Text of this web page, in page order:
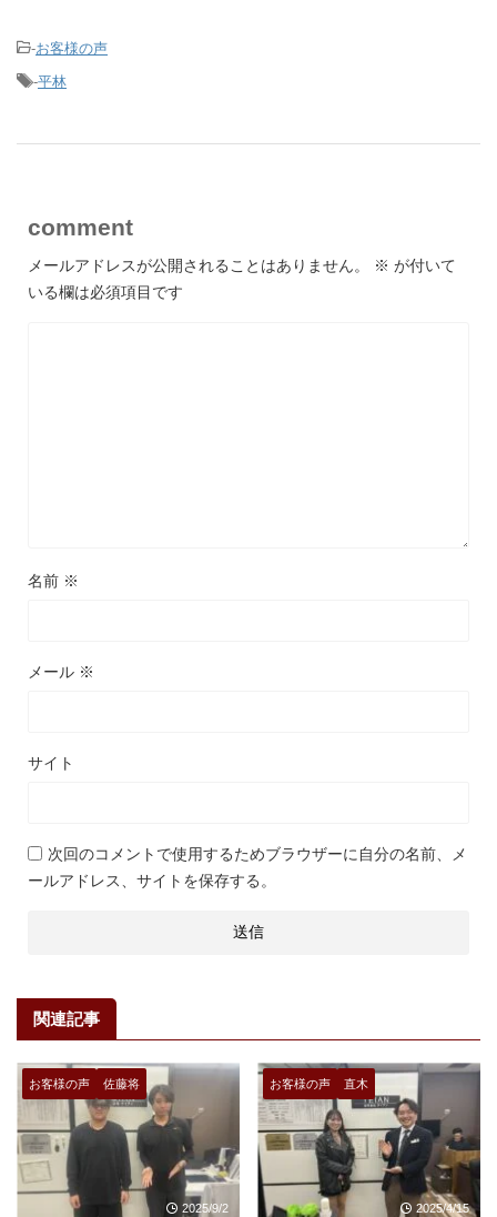
-お客様の声
-平林
comment
メールアドレスが公開されることはありません。 ※ が付いて
いる欄は必須項目です
名前 ※
メール ※
サイト
次回のコメントで使用するためブラウザーに自分の名前、メ
ールアドレス、サイトを保存する。
関連記事
お客様の声 佐藤将
2025/9/2
お客様の声 直木
2025/4/15